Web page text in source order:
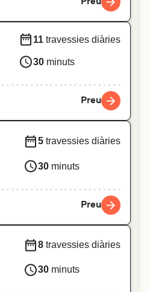
11 travessies diàries
30 minuts
Preu
5 travessies diàries
30 minuts
Preu
8 travessies diàries
30 minuts